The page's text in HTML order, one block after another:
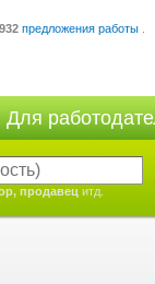
предложения работы
Для
продавец итд.